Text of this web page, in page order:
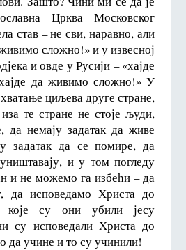
Црква Московског
став – не сви, наравно, али
сложно!» и у извесној
и овде у Русији – «хајде
да живимо сложно!» У
циљева друге стране,
те стране не стоје људи,
да немају задатак да живе
задатак да се помире, да
и у том погледу
и не можемо га избећи – да
да исповедамо Христа до
су они убили јесу
су исповедали Христа до
да учине и то су учинили!